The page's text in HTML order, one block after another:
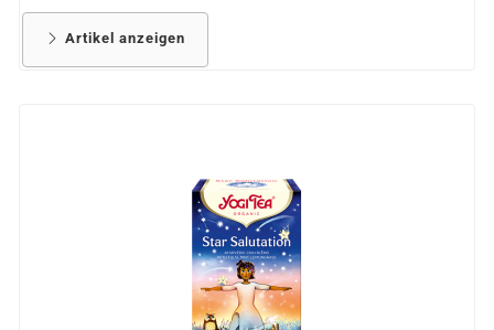
Artikel anzeigen